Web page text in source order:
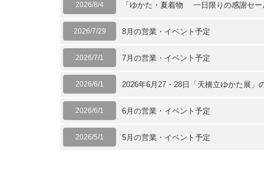
2026/8/4 「ゆかた・夏着物 一日限りの感謝セー
2026/7/29 8月の営業・イベント予定
2026/7/1 7月の営業・イベント予定
2026/6/1 2026年6月27・28日「天橋立ゆかた展」
2026/6/1 6月の営業・イベント予定
2026/5/1 5月の営業・イベント予定